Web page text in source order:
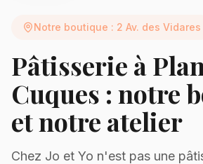
Notre boutique : 2 Av. des Vidares
Pâtisserie à
Cuques : notre
et notre atelier
Chez Jo et Yo n'est pas une